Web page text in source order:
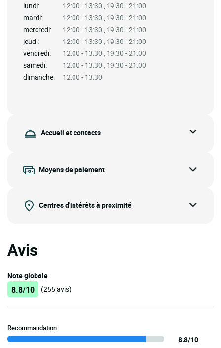
lundi:
12:00 - 13:30 , 19:30 - 21:00
mardi:
12:00 - 13:30 , 19:30 - 21:00
mercredi:
12:00 - 13:30 , 19:30 - 21:00
jeudi:
12:00 - 13:30 , 19:30 - 21:00
vendredi:
12:00 - 13:30 , 19:30 - 21:00
samedi:
12:00 - 13:30 , 19:30 - 21:00
dimanche:
12:00 - 13:30
Accueil et contacts
Moyens de paiement
Centres d'intérêts à proximité
Avis
Note globale
8.8/10 (255 avis)
Recommandation
8.8/10